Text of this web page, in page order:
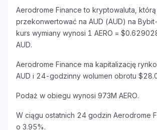
Aerodrome Finance to kryptowaluta, którą
przekonwertować na AUD (AUD) na
kurs wymiany wynosi 1 AERO =
AUD.
Aerodrome Finance ma kapitalizację
AUD i 24-godzinny wolumen obrotu
Podaż w obiegu wynosi 973M AERO.
W ciągu ostatnich 24 godzin Aerodrome
o 3.95%.